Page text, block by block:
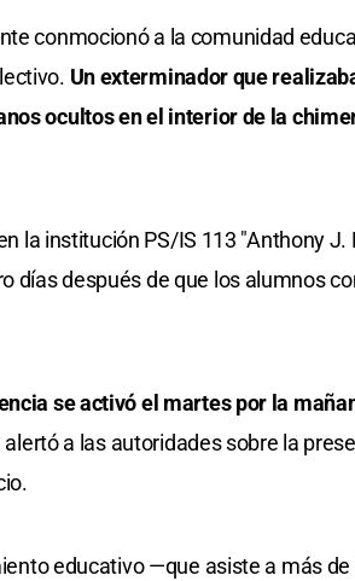
conmocionó a la comunidad
Un exterminador que
ocultos en el interior de la
la institución PS/IS 113 "Anthony J.
días después de que los alumnos
se activó el martes por la
a las autoridades sobre la
educativo —que asiste a más